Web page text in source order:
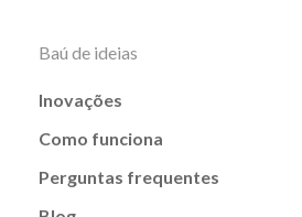
Baú de ideias
Inovações
Como funciona
Perguntas frequentes